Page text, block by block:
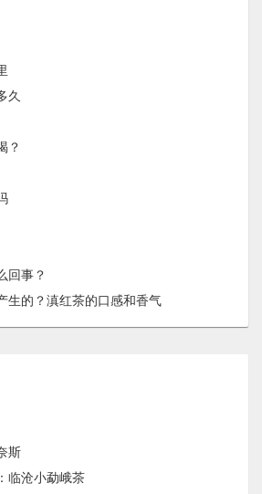
久
？
回事？
生的？滇红茶的口感和香气
斯
临沧小勐峨茶